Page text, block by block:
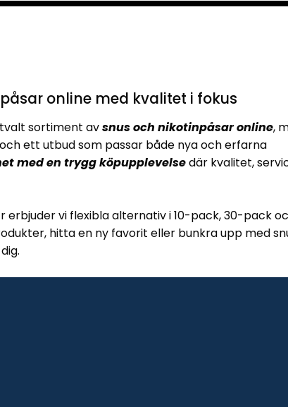
online med kvalitet i fokus
sortiment avsnus och nikotinpåsar online,
ett utbud som passar både nya och erfarna
med en trygg köpupplevelsedär kvalitet,
erbjuder vi flexibla alternativ i 10-pack, 30-pack
hitta en ny favorit eller bunkra upp med